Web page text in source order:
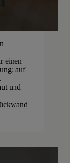
einen
auf
und